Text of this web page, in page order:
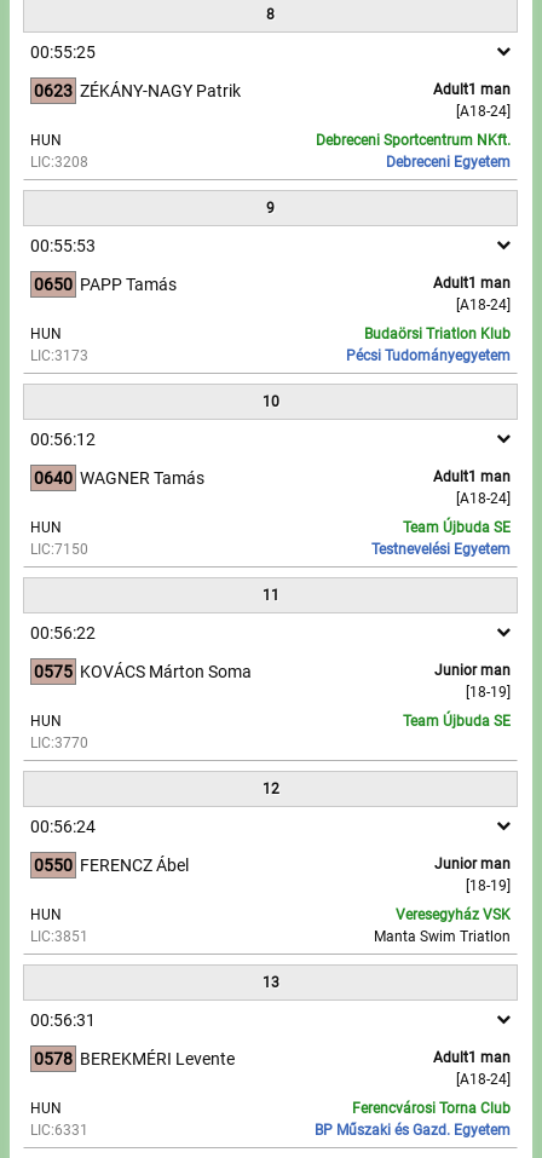
8
00:55:25
0623
Adult1 man
[A18-24]
ZÉKÁNY-NAGY Patrik
HUN
LIC:3208
Debreceni Sportcentrum NKft.
Debreceni Egyetem
9
00:55:53
0650
Adult1 man
[A18-24]
PAPP Tamás
HUN
LIC:3173
Budaörsi Triatlon Klub
Pécsi Tudományegyetem
10
00:56:12
0640
Adult1 man
[A18-24]
WAGNER Tamás
HUN
LIC:7150
Team Újbuda SE
Testnevelési Egyetem
11
00:56:22
0575
Junior man
[18-19]
KOVÁCS Márton Soma
HUN
LIC:3770
Team Újbuda SE
12
00:56:24
0550
Junior man
[18-19]
FERENCZ Ábel
HUN
LIC:3851
Veresegyház VSK
Manta Swim Triatlon
13
00:56:31
0578
Adult1 man
[A18-24]
BEREKMÉRI Levente
HUN
LIC:6331
Ferencvárosi Torna Club
BP Műszaki és Gazd. Egyetem